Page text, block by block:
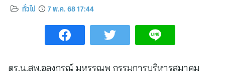
ทั่วไป 7 พ.ค. 68 17:44
ดร.น.สพ.อลงกรณ์ มหรรณพ กรรมการบริหารสมาคม